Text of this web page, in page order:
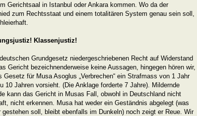
Gerichtsaal in Istanbul oder Ankara kommen. Wo da der
zum Rechtsstaat und einem totalitären System genau sein soll,
Klassenjustiz!
Grundgesetz niedergeschriebenen Recht auf Widerstand
Gericht bezeichnenderweise keine Aussagen, hingegen hören wir,
Gesetz für Musa Asoglus „Verbrechen“ ein Strafmass von 1 Jahr
10 Jahren vorsieht. (Die Anklage forderte 7 Jahre). Mildernde
kann das Gericht in Musas Fall, obwohl in Deutschland nicht
nicht erkennen. Musa hat weder ein Geständnis abgelegt (was
gestehen soll, bleibt ebenfalls im Dunkeln) noch zeigt er Reue. Wir